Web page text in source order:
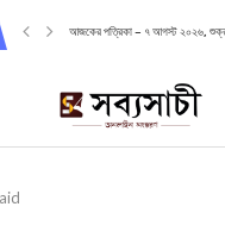
আজকের পত্রিকা – ৭ আগস্ট ২০২৬,